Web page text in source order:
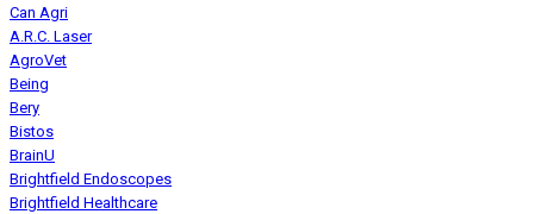
Can Agri
A.R.C. Laser
AgroVet
Being
Bery
Bistos
BrainU
Brightfield Endoscopes
Brightfield Healthcare